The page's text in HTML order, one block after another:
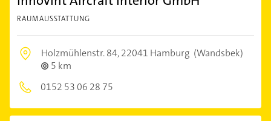
RAUMAUSSTATTUNG
Holzmühlenstr. 84,22041 Hamburg (Wandsbek)
5 km
0152 53 06 28 75